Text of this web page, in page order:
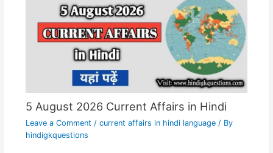
5 August 2026 Current Affairs in Hindi
Leave a Comment / current affairs in hindi language/ By
hindigkquestions